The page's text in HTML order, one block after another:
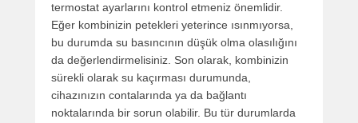
termostat ayarlarını kontrol etmeniz önemlidir.
Eğer kombinizin petekleri yeterince ısınmıyorsa,
bu durumda su basıncının düşük olma olasılığını
da değerlendirmelisiniz. Son olarak, kombinizin
sürekli olarak su kaçırması durumunda,
cihazınızın contalarında ya da bağlantı
noktalarında bir sorun olabilir. Bu tür durumlarda